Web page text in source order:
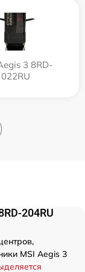
3 8RD-
022RU
204RU
MSI Aegis 3